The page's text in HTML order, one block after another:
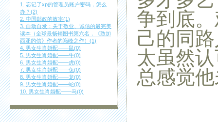
1. 忘记了xp的管理员账户密码，怎么
办？(2)
2. 中国邮政的效率(1)
3. 自动自发：关于敬业、诚信的最完美
读本（全球最畅销图书第六名，《致加
西亚的信》作者的巅峰之作）(1)
4. 男女生肖婚配——鼠(0)
5. 男女生肖婚配——牛(0)
6. 男女生肖婚配——虎(0)
7. 男女生肖婚配——兔(0)
8. 男女生肖婚配——龙(0)
9. 男女生肖婚配——蛇(0)
10. 男女生肖婚配——马(0)
争到底
己的同
太虽然
总感觉